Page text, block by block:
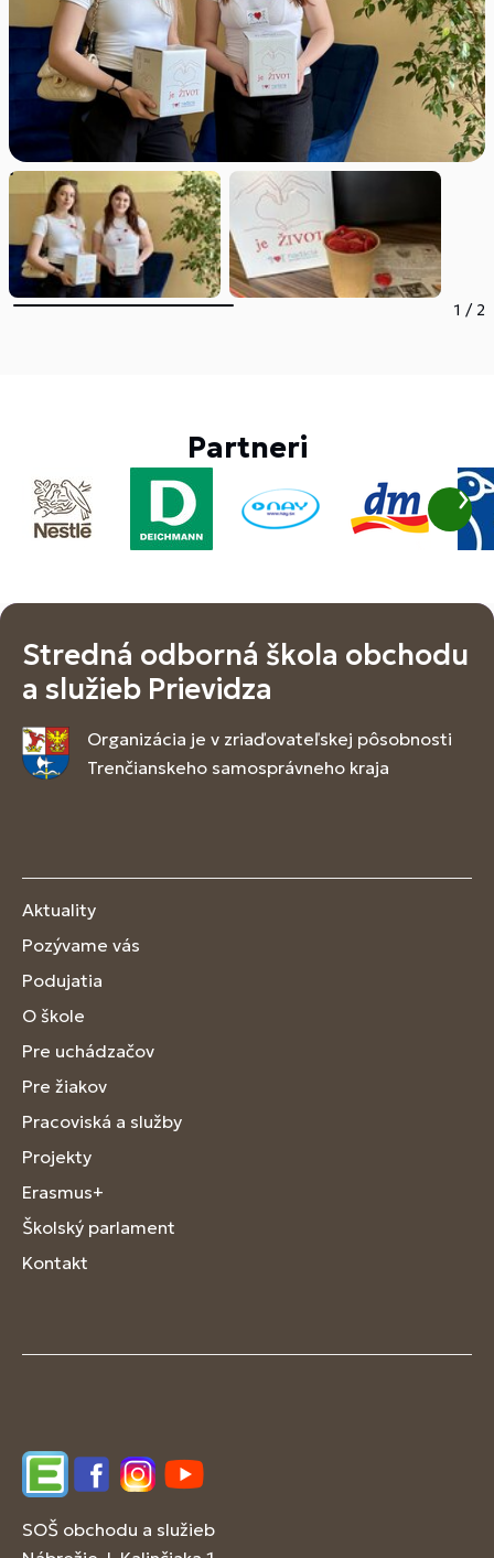
1 / 2
Partneri
Stredná odborná škola obchodu
a služieb Prievidza
Organizácia je v zriaďovateľskej pôsobnosti
Trenčianskeho samosprávneho kraja
Aktuality
Pozývame vás
Podujatia
O škole
Pre uchádzačov
Pre žiakov
Pracoviská a služby
Projekty
Erasmus+
Školský parlament
Kontakt
EdupageFacebookInstagram
YouTube
SOŠ obchodu a služieb